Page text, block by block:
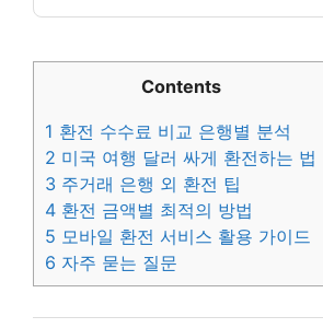
Contents
1 환전 수수료 비교 은행별 분석
2 미국 여행 달러 싸게 환전하는 법
3 주거래 은행 외 환전 팁
4 환전 금액별 최적의 방법
5 모바일 환전 서비스 활용 가이드
6 자주 묻는 질문